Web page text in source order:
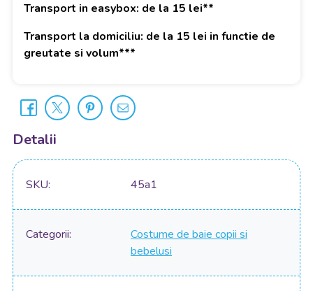
Transport in easybox: de la 15 lei**
Transport la domiciliu: de la 15 lei in functie de
greutate si volum***
Detalii
SKU 45a1
Categorii
Costume de baie copii si
bebelusi